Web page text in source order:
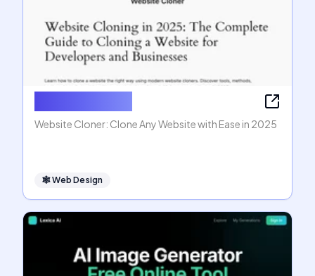
Website Cloner: Clone Any Website with Ease in 2025
🕸Web Design